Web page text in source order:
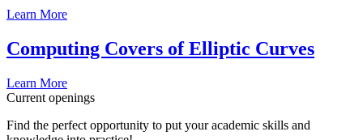
Learn More
Computing Covers of Elliptic Curves
Learn More
Current openings
Find the perfect opportunity to put your academic skills and